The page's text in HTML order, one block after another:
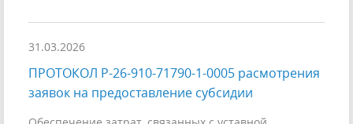
31.03.2026
ПРОТОКОЛ Р-26-910-71790-1-0005 расмотрения
заявок на предоставление субсидии